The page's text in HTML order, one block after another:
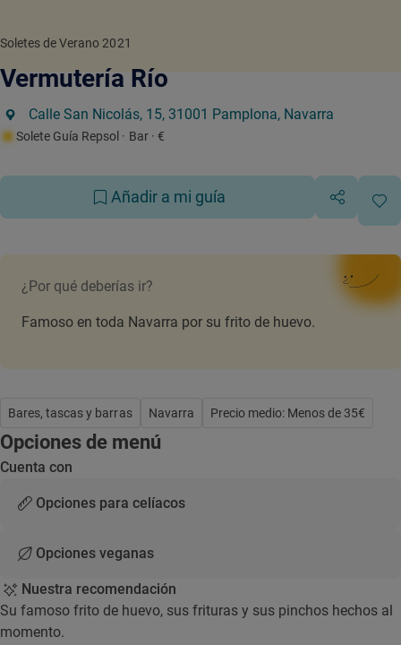
Soletes de Verano 2021
Vermutería Río
Calle San Nicolás, 15, 31001 Pamplona, Navarra
Solete Guía Repsol · Bar · €
Añadir a mi guía
¿Por qué deberías ir?
Famoso en toda Navarra por su frito de huevo.
Bares, tascas y barras Navarra Precio medio: Menos de 35€
Opciones de menú
Cuenta con
Opciones para celíacos
Opciones veganas
Nuestra recomendación
Su famoso frito de huevo, sus frituras y sus pinchos hechos al
momento.